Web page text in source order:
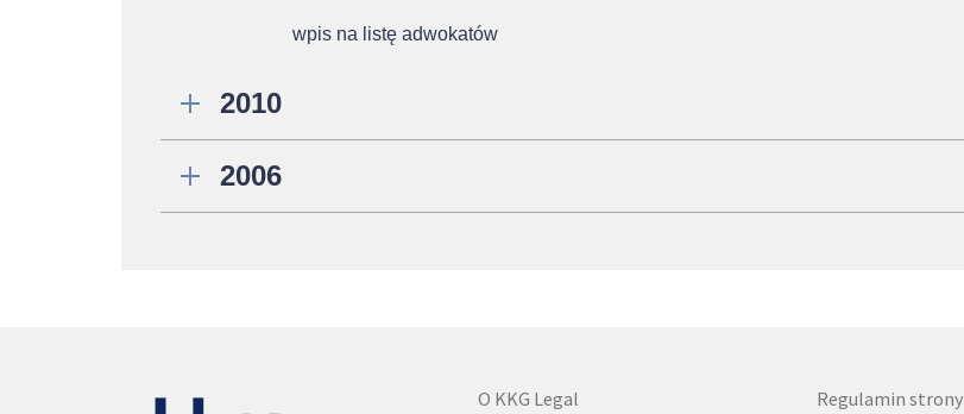
wpis na listę adwokatów
2010
2006
O KKG Legal Regulamin strony